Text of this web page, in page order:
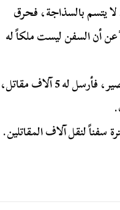
يتسم بالسذاجة، فحرق
عن أن السفن ليست ملكاً له
ووفق نفس المراجع فإن طارق بن زياد طلب المدد من موسى بن نصير، فأرسل له 5 آلاف مقاتل،
سفناً لنقل آلاف المقاتلين.